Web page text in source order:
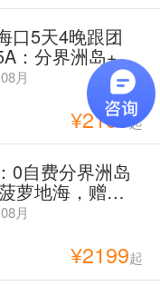
口5天4晚跟团
：分界洲岛+大
海角+神州半
08月
¥2199起
0自费分界洲岛
萝地海，赠
景演出【红色娘
08月
¥2199起